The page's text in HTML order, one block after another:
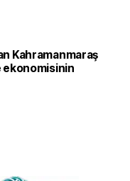
Kahramanmaraş
ekonomisinin